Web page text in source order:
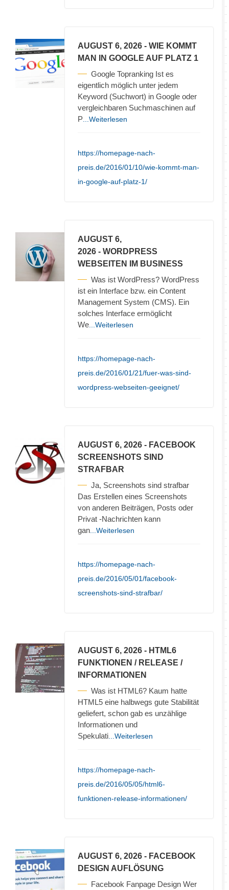
AUGUST 6, 2026 - WIE KOMMT
MAN IN GOOGLE AUF PLATZ 1
Google Topranking Ist es
eigentlich möglich unter jedem
Keyword (Suchwort) in Google oder
vergleichbaren Suchmaschinen auf
P ...Weiterlesen
https://homepage-nach-
preis.de/2016/01/10/wie-kommt-man-
in-google-auf-platz-1/
AUGUST 6,
2026 - WORDPRESS
WEBSEITEN IM BUSINESS
Was ist WordPress? WordPress
ist ein Interface bzw. ein Content
Management System (CMS). Ein
solches Interface ermöglicht
We ...Weiterlesen
https://homepage-nach-
preis.de/2016/01/21/fuer-was-sind-
wordpress-webseiten-geeignet/
AUGUST 6, 2026 - FACEBOOK
SCREENSHOTS SIND
STRAFBAR
Ja, Screenshots sind strafbar
Das Erstellen eines Screenshots
von anderen Beiträgen, Posts oder
Privat -Nachrichten kann
gan ...Weiterlesen
https://homepage-nach-
preis.de/2016/05/01/facebook-
screenshots-sind-strafbar/
AUGUST 6, 2026 - HTML6
FUNKTIONEN / RELEASE /
INFORMATIONEN
Was ist HTML6? Kaum hatte
HTML5 eine halbwegs gute Stabilität
geliefert, schon gab es unzählige
Informationen und
Spekulati ...Weiterlesen
https://homepage-nach-
preis.de/2016/05/05/html6-
funktionen-release-informationen/
AUGUST 6, 2026 - FACEBOOK
DESIGN AUFLÖSUNG
Facebook Fanpage Design Wer